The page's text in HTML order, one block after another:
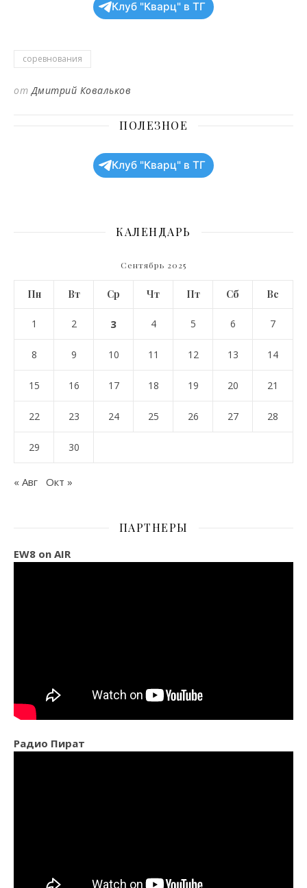
Клуб "Кварц" в ТГ
соревнования
отДмитрий Ковальков
ПОЛЕЗНОЕ
Клуб "Кварц" в ТГ
КАЛЕНДАРЬ
Сентябрь 2025
Пн Вт Ср Чт Пт Сб Вс
1 2 3 4 5 6 7
8 9 10 11 12 13 14
15 16 17 18 19 20 21
22 23 24 25 26 27 28
29 30
« Авг Окт »
ПАРТНЕРЫ
EW8 on AIR
Радио Пират